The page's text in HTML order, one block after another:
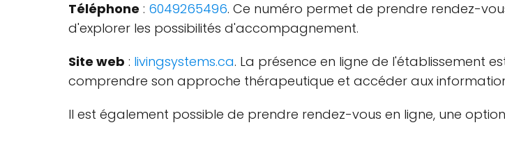
Téléphone : 6049265496. Ce numéro permet de prendre rendez-
d'explorer les possibilités d'accompagnement.
Site web : livingsystems.ca. La présence en ligne de l'établissement
comprendre son approche thérapeutique et accéder aux
Il est également possible de prendre rendez-vous en ligne, une